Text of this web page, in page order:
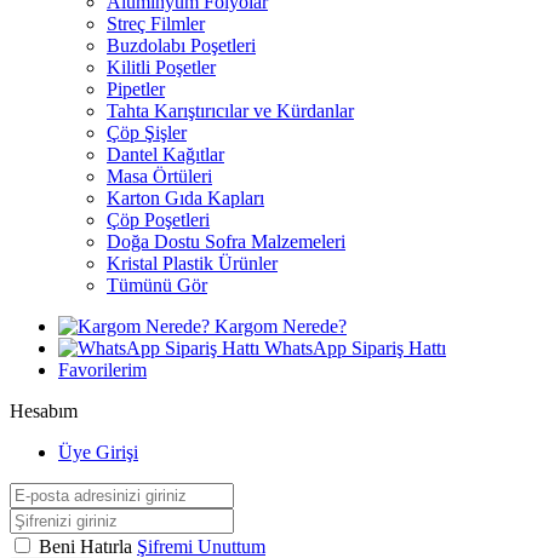
Streç Filmler
Buzdolabı Poşetleri
Kilitli Poşetler
Pipetler
Tahta Karıştırıcılar ve Kürdanlar
Çöp Şişler
Dantel Kağıtlar
Masa Örtüleri
Karton Gıda Kapları
Çöp Poşetleri
Doğa Dostu Sofra Malzemeleri
Kristal Plastik Ürünler
Tümünü Gör
Kargom Nerede?
WhatsApp Sipariş Hattı
Favorilerim
Hesabım
Üye Girişi
Beni Hatırla Şifremi Unuttum